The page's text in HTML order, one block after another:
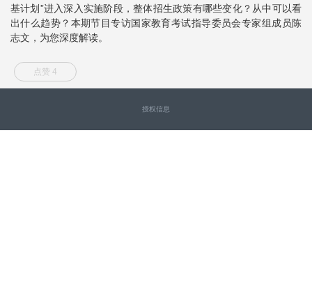
基计划”进入深入实施阶段，整体招生政策有哪些变化？从中可以看
出什么趋势？本期节目专访国家教育考试指导委员会专家组成员陈
志文，为您深度解读。
点赞 4
授权信息